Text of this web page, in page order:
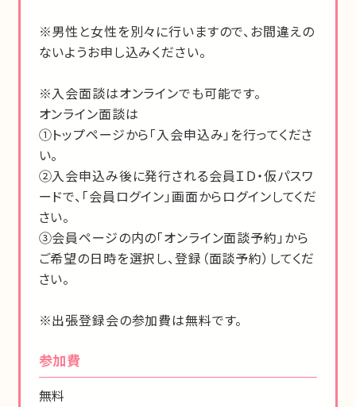
※男性と女性を別々に行いますので、お間違えの
ないようお申し込みください。
※入会面談はオンラインでも可能です。
オンライン面談は
①トップページから「入会申込み」を行ってくださ
い。
②入会申込み後に発行される会員ＩＤ・仮パスワ
ードで、「会員ログイン」画面からログインしてくだ
さい。
③会員ページの内の「オンライン面談予約」から
ご希望の日時を選択し、登録（面談予約）してくだ
さい。
※出張登録会の参加費は無料です。
参加費
無料